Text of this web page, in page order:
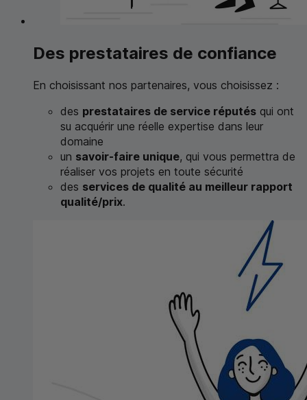
Des prestataires de confiance
En choisissant nos partenaires, vous choisissez :
des prestataires de service réputés qui ont
su acquérir une réelle expertise dans leur
domaine
un savoir-faire unique, qui vous permettra de
réaliser vos projets en toute sécurité
des services de qualité au meilleur rapport
qualité/prix.